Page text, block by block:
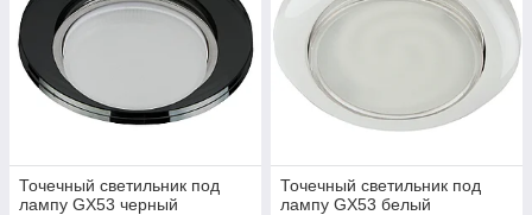
Точечный светильник под
лампу GX53 черный
Точечный светильник под
лампу GX53 белый